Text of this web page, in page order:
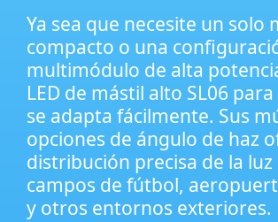
Ya sea que necesite un solo
compacto o una
multimódulo de alta
LED de mástil alto SL06
se adapta fácilmente. Sus
opciones de ángulo de haz
distribución precisa de la luz
campos de fútbol,
y otros entornos exteriores.